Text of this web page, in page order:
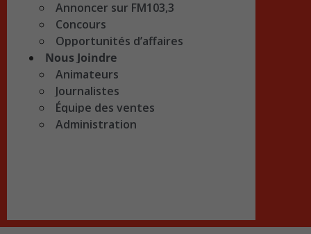
Annoncer sur FM103,3
Concours
Opportunités d’affaires
Nous Joindre
Animateurs
Journalistes
Équipe des ventes
Administration